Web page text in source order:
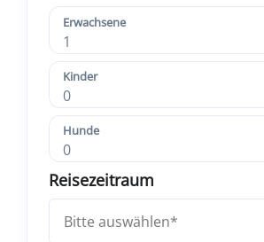
Erwachsene
1
Kinder
0
Hunde
0
Reisezeitraum